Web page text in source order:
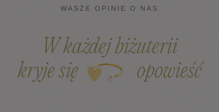
WASZE OPINIE O NAS
W każdej biżuterii
kryje się
opowieść